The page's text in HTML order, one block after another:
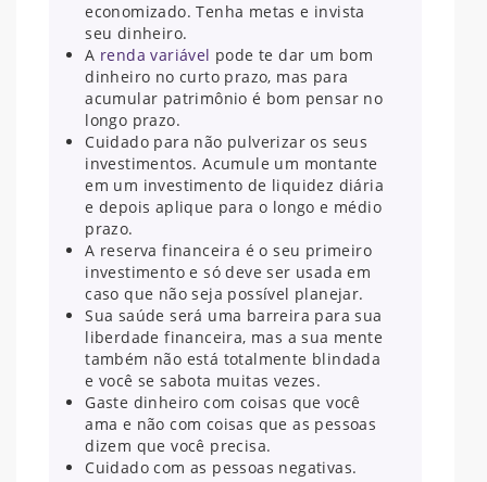
economizado. Tenha metas e invista
seu dinheiro.
A renda variável pode te dar um bom
dinheiro no curto prazo, mas para
acumular patrimônio é bom pensar no
longo prazo.
Cuidado para não pulverizar os seus
investimentos. Acumule um montante
em um investimento de liquidez diária
e depois aplique para o longo e médio
prazo.
A reserva financeira é o seu primeiro
investimento e só deve ser usada em
caso que não seja possível planejar.
Sua saúde será uma barreira para sua
liberdade financeira, mas a sua mente
também não está totalmente blindada
e você se sabota muitas vezes.
Gaste dinheiro com coisas que você
ama e não com coisas que as pessoas
dizem que você precisa.
Cuidado com as pessoas negativas.